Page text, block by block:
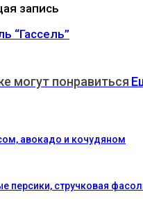
запись
“Гассель”
могут понравиться
авокадо и кочудяном
персики, стручковая